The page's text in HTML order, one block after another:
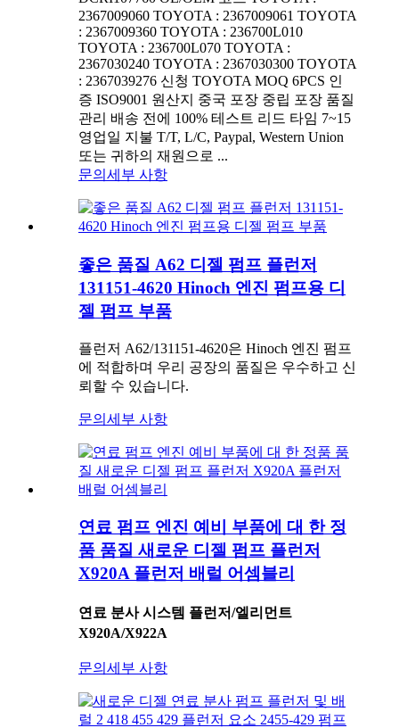
2367009060 TOYOTA : 2367009061 TOYOTA
: 2367009360 TOYOTA : 236700L010
TOYOTA : 236700L070 TOYOTA :
2367030240 TOYOTA : 2367030300 TOYOTA
: 2367039276 신청 TOYOTA MOQ 6PCS 인
증 ISO9001 원산지 중국 포장 중립 포장 품질
관리 배송 전에 100% 테스트 리드 타임 7~15
영업일 지불 T/T, L/C, Paypal, Western Union
또는 귀하의 재원으로 ...
문의 세부 사항
좋은 품질 A62 디젤 펌프 플런저
131151-4620 Hinoch 엔진 펌프용 디
젤 펌프 부품
플런저 A62/131151-4620은 Hinoch 엔진 펌프
에 적합하며 우리 공장의 품질은 우수하고 신
뢰할 수 있습니다.
문의 세부 사항
연료 펌프 엔진 예비 부품에 대 한 정
품 품질 새로운 디젤 펌프 플런저
X920A 플런저 배럴 어셈블리
연료 분사 시스템 플런저/엘리먼트
X920A/X922A
문의 세부 사항